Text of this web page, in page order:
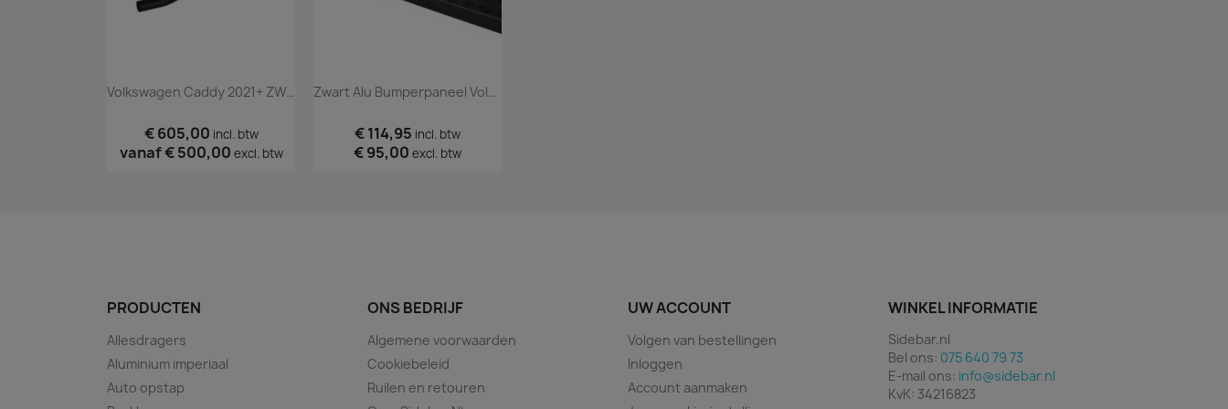
Volkswagen Caddy 2021+ ZWARTE Sidebars
€ 605,00 incl. btw
vanaf€ 500,00 excl. btw
Zwart Alu Bumperpaneel Volkswagen Caddy 2021+
€ 114,95 incl. btw
€ 95,00 excl. btw
PRODUCTEN
Allesdragers
Aluminium imperiaal
Auto opstap
ONS BEDRIJF
Algemene voorwaarden
Cookiebeleid
Ruilen en retouren
UW ACCOUNT
Volgen van bestellingen
Inloggen
Account aanmaken
WINKEL INFORMATIE
Sidebar.nl
Bel ons: 075 640 79 73
E-mail ons: info@sidebar.nl
KvK: 34216823